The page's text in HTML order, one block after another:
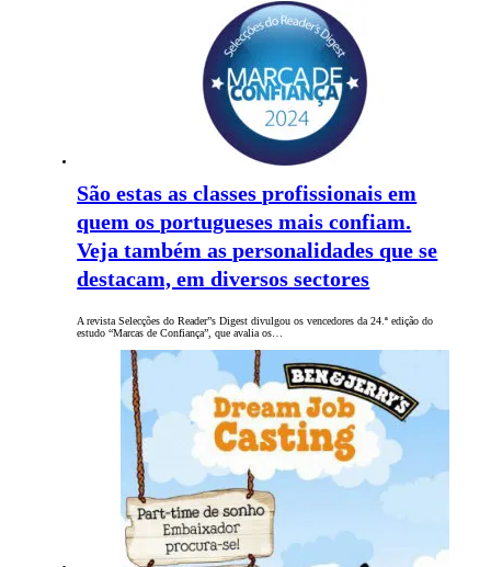
São estas as classes profissionais em
quem os portugueses mais confiam.
Veja também as personalidades que se
destacam, em diversos sectores
A revista Selecções do Reader”s Digest divulgou os vencedores da 24.ª edição do
estudo “Marcas de Confiança”, que avalia os…